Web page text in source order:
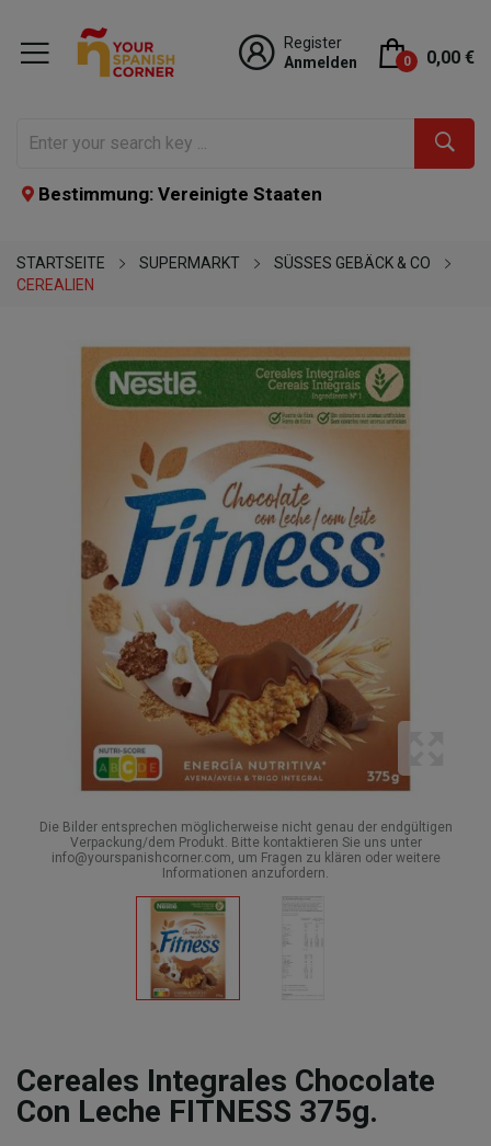
Register
Anmelden
0 0,00 €
Bestimmung: Vereinigte Staaten
STARTSEITE SUPERMARKT
SÜSSES GEBÄCK & CO
CEREALIEN
Die Bilder entsprechen möglicherweise nicht genau der endgültigen
Verpackung/dem Produkt. Bitte kontaktieren Sie uns unter
info@yourspanishcorner.com, um Fragen zu klären oder weitere
Informationen anzufordern.
Cereales Integrales Chocolate
Con Leche FITNESS 375g.